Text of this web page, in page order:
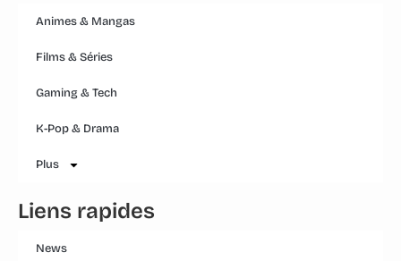
Animes & Mangas
Films & Séries
Gaming & Tech
K-Pop & Drama
Plus
Liens rapides
News